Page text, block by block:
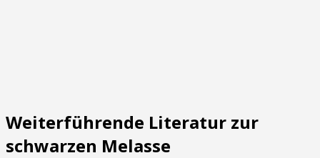
Weiterführende Literatur zur
schwarzen Melasse